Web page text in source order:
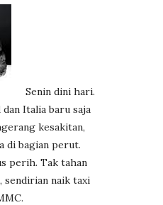
Senin dini hari.
Italia baru saja
kesakitan,
di bagian perut.
perih. Tak tahan
sendirian naik taxi